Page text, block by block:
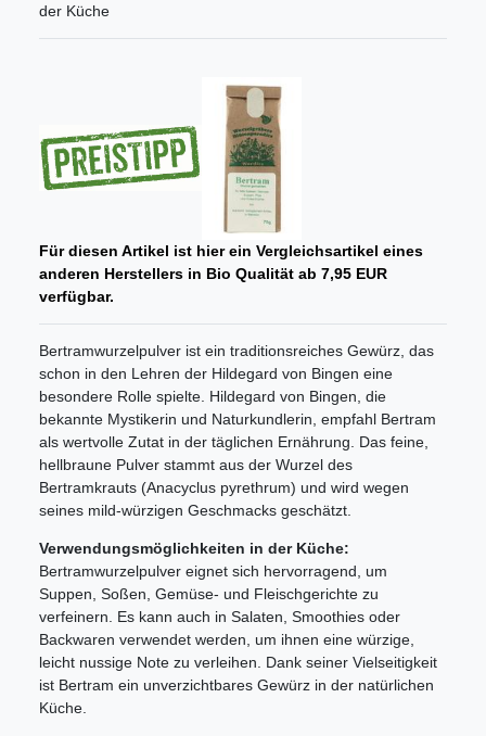
der Küche
Für diesen Artikel ist hier ein Vergleichsartikel eines
anderen Herstellers in Bio Qualität ab 7,95 EUR
verfügbar.
Bertramwurzelpulver ist ein traditionsreiches Gewürz, das
schon in den Lehren der Hildegard von Bingen eine
besondere Rolle spielte. Hildegard von Bingen, die
bekannte Mystikerin und Naturkundlerin, empfahl Bertram
als wertvolle Zutat in der täglichen Ernährung. Das feine,
hellbraune Pulver stammt aus der Wurzel des
Bertramkrauts (Anacyclus pyrethrum) und wird wegen
seines mild-würzigen Geschmacks geschätzt.
Verwendungsmöglichkeiten in der Küche:
Bertramwurzelpulver eignet sich hervorragend, um
Suppen, Soßen, Gemüse- und Fleischgerichte zu
verfeinern. Es kann auch in Salaten, Smoothies oder
Backwaren verwendet werden, um ihnen eine würzige,
leicht nussige Note zu verleihen. Dank seiner Vielseitigkeit
ist Bertram ein unverzichtbares Gewürz in der natürlichen
Küche.